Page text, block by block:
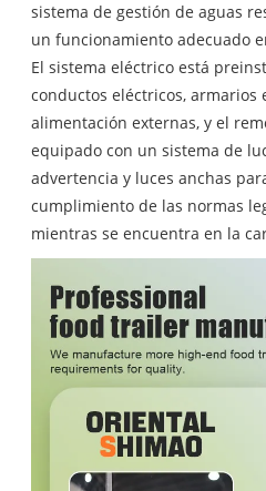
sistema de gestión de aguas
un funcionamiento adecuado
El sistema eléctrico está
conductos eléctricos, armarios
alimentación externas, y el
equipado con un sistema de
advertencia y luces anchas
cumplimiento de las normas
mientras se encuentra en la